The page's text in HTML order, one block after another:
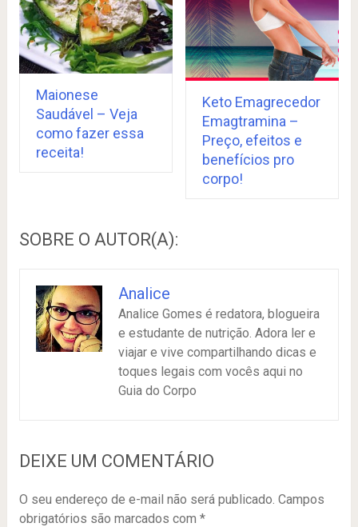
Maionese
Saudável – Veja
como fazer essa
receita!
Keto Emagrecedor
Emagtramina –
Preço, efeitos e
benefícios pro
corpo!
SOBRE O AUTOR(A):
Analice
Analice Gomes é redatora, blogueira
e estudante de nutrição. Adora ler e
viajar e vive compartilhando dicas e
toques legais com vocês aqui no
Guia do Corpo
DEIXE UM COMENTÁRIO
O seu endereço de e-mail não será publicado. Campos
obrigatórios são marcados com *